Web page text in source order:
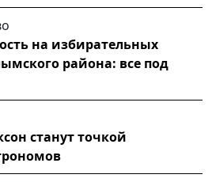
на избирательных
района: все под
станут точкой